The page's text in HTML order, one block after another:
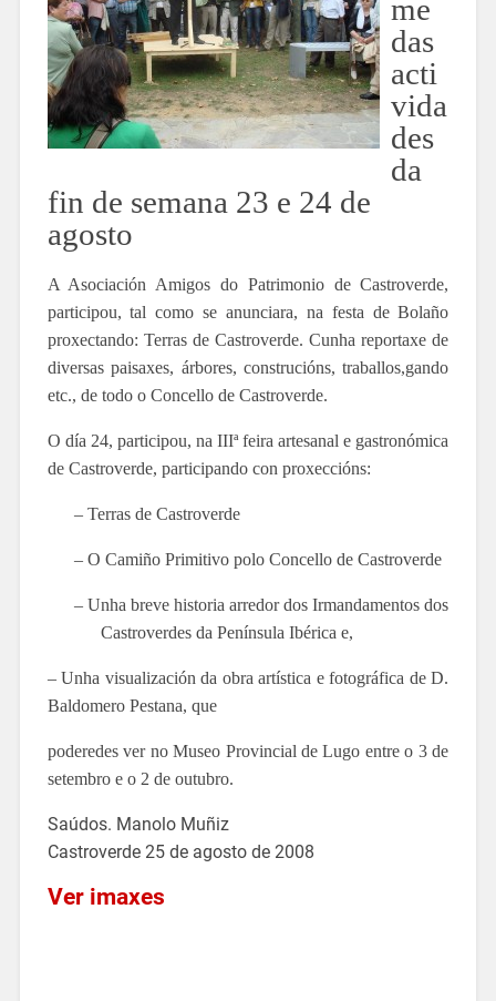
me
das
acti
vida
des
da
fin de semana 23 e 24 de
agosto
A Asociación Amigos do Patrimonio de Castroverde,
participou, tal como se anunciara, na festa de Bolaño
proxectando: Terras de Castroverde. Cunha reportaxe de
diversas paisaxes, árbores, construcións, traballos,gando
etc., de todo o Concello de Castroverde.
O día 24, participou, na IIIª feira artesanal e gastronómica
de Castroverde, participando con proxeccións:
– Terras de Castroverde
– O Camiño Primitivo polo Concello de Castroverde
– Unha breve historia arredor dos Irmandamentos dos
Castroverdes da Península Ibérica e,
– Unha visualización da obra artística e fotográfica de D.
Baldomero Pestana, que
poderedes ver no Museo Provincial de Lugo entre o 3 de
setembro e o 2 de outubro.
Saúdos. Manolo Muñiz
Castroverde 25 de agosto de 2008
Ver imaxes